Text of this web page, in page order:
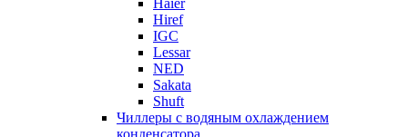
Haier
Hiref
IGC
Lessar
NED
Sakata
Shuft
Чиллеры с водяным охлаждением
конденсатора